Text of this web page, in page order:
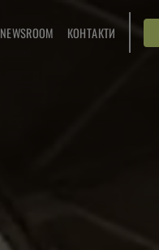
NEWSROOM КОНТАКТИ